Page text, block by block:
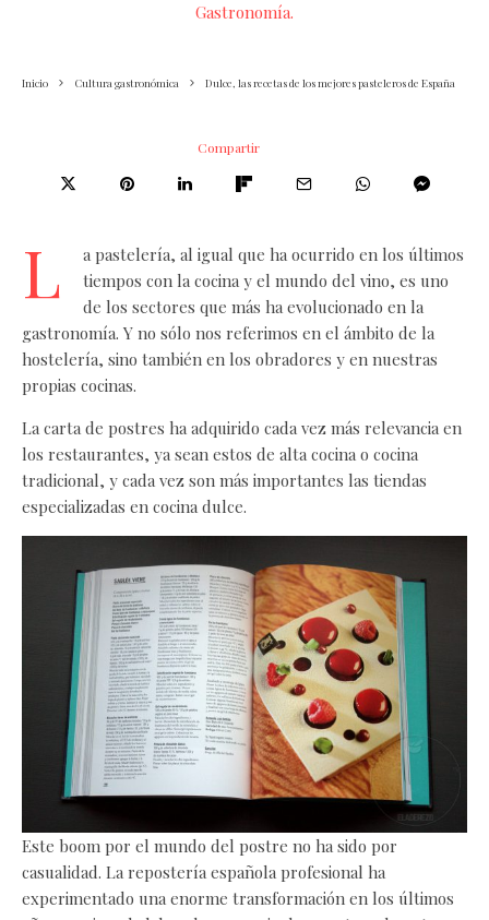
Gastronomía.
Inicio Cultura gastronómica Dulce, las recetas de los mejores pasteleros de España
Compartir
L
a pastelería, al igual que ha ocurrido en los últimos
tiempos con la cocina y el mundo del vino, es uno
de los sectores que más ha evolucionado en la
gastronomía. Y no sólo nos referimos en el ámbito de la
hostelería, sino también en los obradores y en nuestras
propias cocinas.
La carta de postres ha adquirido cada vez más relevancia en
los restaurantes, ya sean estos de alta cocina o cocina
tradicional, y cada vez son más importantes las tiendas
especializadas en cocina dulce.
Este boom por el mundo del postre no ha sido por
casualidad. La repostería española profesional ha
experimentado una enorme transformación en los últimos